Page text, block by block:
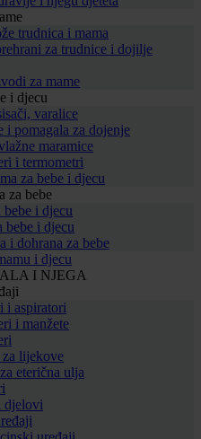
trudnica i mama
za trudnice i dojilje
za mame
i djecu
varalice
i pomagala za dojenje
maramice
i termometri
za bebe i djecu
za bebe
bebe i djecu
bebe i djecu
i dohrana za bebe
i djecu
I NJEGA
i aspiratori
i manžete
lijekove
eterična ulja
djelovi